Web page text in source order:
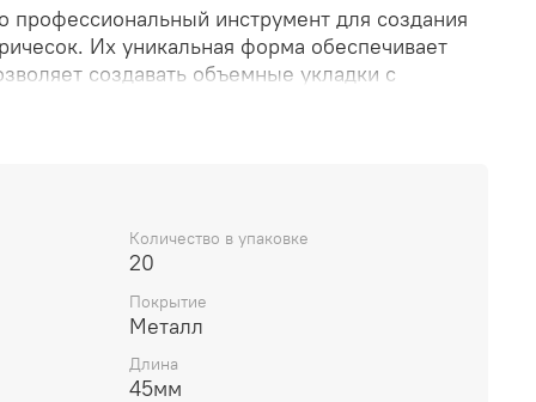
профессиональный инструмент для создания
Их уникальная форма обеспечивает
создавать объемные укладки с
Количество в упаковке
20
Покрытие
Металл
Длина
45мм